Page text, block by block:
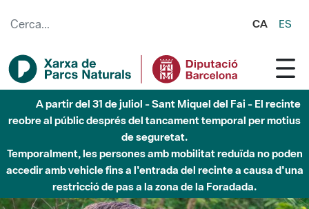
CA ES
A partir del 31 de juliol - Sant Miquel del Fai - El recinte
reobre al públic després del tancament temporal per motius
de seguretat.
Temporalment, les persones amb mobilitat reduïda no poden
accedir amb vehicle fins a l'entrada del recinte a causa d'una
restricció de pas a la zona de la Foradada.